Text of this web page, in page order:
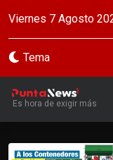
Viernes 7 Agosto
Tema
Es hora de exigir más